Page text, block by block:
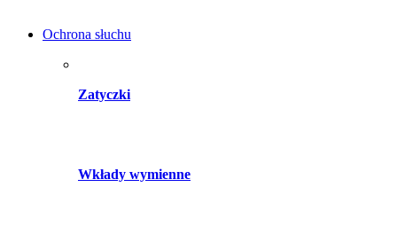
Ochrona słuchu
Zatyczki
Wkłady wymienne